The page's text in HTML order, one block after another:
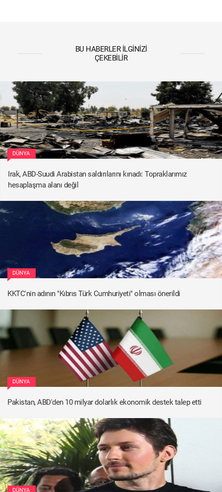
BU HABERLER İLGINIZI
ÇEKEBILIR
DÜNYA
Irak, ABD-Suudi Arabistan saldırılarını kınadı: Topraklarımız
hesaplaşma alanı değil
DÜNYA
KKTC'nin adının "Kıbrıs Türk Cumhuriyeti" olması önerildi
DÜNYA
Pakistan, ABD'den 10 milyar dolarlık ekonomik destek talep etti
DÜNYA